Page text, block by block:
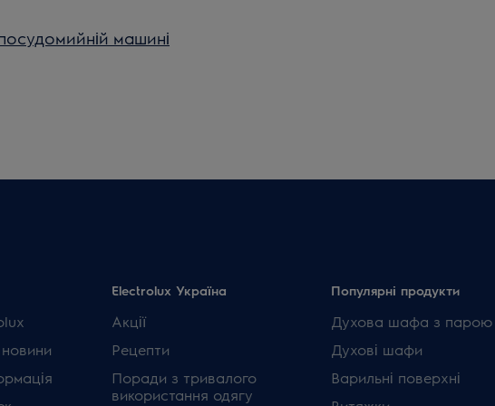
машині
Electrolux Україна
Акції
Рецепти
Поради з тривалого
використання одягу
Популярні продукти
Духова шафа з парою
Духові шафи
Варильні поверхні